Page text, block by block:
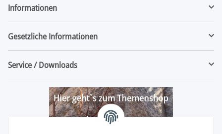
Informationen
Gesetzliche Informationen
Service / Downloads